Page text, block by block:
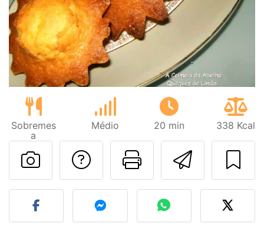
Sobremes
a
Médio 20 min 338 Kcal
Imprima
Falar com o autor
Fez esta receita?